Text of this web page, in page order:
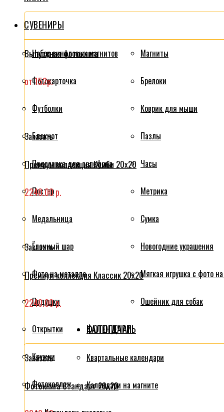
Выпускная фотокнига
от 152р.
Заказать
Премиум коллекция Комби 20x20
2240.00 р.
Заказать
Премиум коллекция Классик 20x20
2240.00 р.
Заказать
Фотокнига Стандарт 20x20
СУВЕНИРЫ
Набор виниловых магнитов
Фотокарточка
Футболки
Блокнот
Подставка для телефона
Постер
Медальница
Ёлочный шар
Фото на металле
Подушки
Магниты
Брелоки
Коврик для мыши
Пазлы
Часы
Метрика
Сумка
Новогодние украшения
Мягкая игрушка с фото
Ошейник для собак
Открытки
Кружки
Фотоколлаж
ФОТОПЕЧАТЬ
КАЛЕНДАРИ
Квартальные календари
Календари на магните